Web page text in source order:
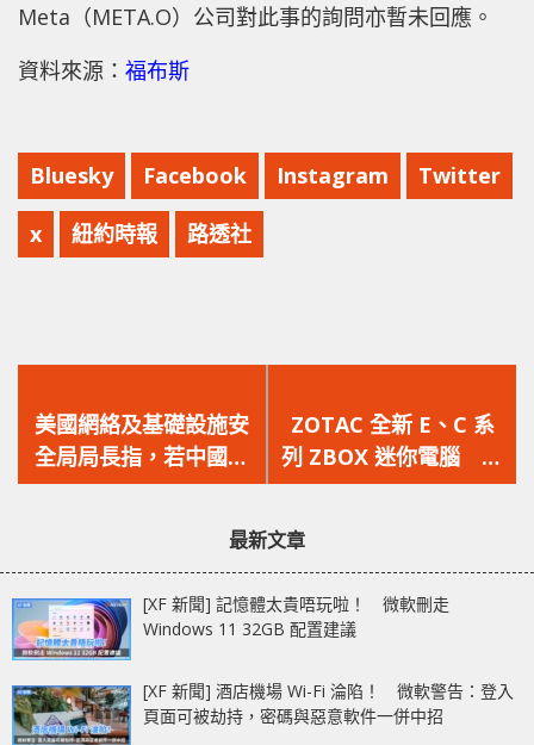
Meta（META.O）公司對此事的詢問亦暫未回應。
資料來源： 福布斯
Bluesky Facebook Instagram Twitter
x 紐約時報 路透社
一
篇
文
美國網絡及基礎設施安
全局局長指，若中國武
力攻台，或會同時攻擊
一
篇
文
ZOTAC 全新 E、C 系
列 ZBOX 迷你電腦 搭
載最新硬件強勁效能
最新文章
[XF 新聞] 記憶體太貴唔玩啦！ 微軟刪走
Windows 11 32GB 配置建議
[XF 新聞] 酒店機場 Wi-Fi 淪陷！ 微軟警告：登入
頁面可被劫持，密碼與惡意軟件一併中招